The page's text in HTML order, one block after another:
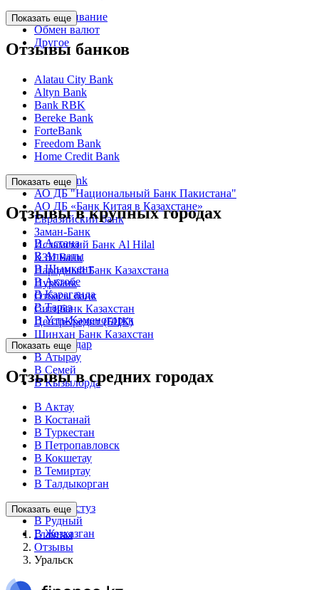
Обслуживание
Обмен валют
Другое
Показать еще
Отзывы банков
Alatau City Bank
Altyn Bank
Bank RBK
Bereke Bank
ForteBank
Freedom Bank
Home Credit Bank
Kaspi Bank
АО ДБ "Национальный Банк Пакистана"
АО ДБ «Банк Китая в Казахстане»
Евразийский банк
Заман-Банк
Исламский Банк Al Hilal
КЗИ Банк
Народный Банк Казахстана
Нурбанк
Отбасы банк
Ситибанк Казахстан
ЦентрКредит (БЦК)
Шинхан Банк Казахстан
Показать еще
Отзывы в крупных городах
В Астана
В Алматы
В Шымкент
В Актобе
В Караганда
В Тараз
В Усть-Каменогорск
В Павлодар
В Атырау
В Семей
В Кызылорда
Показать еще
Отзывы в средних городах
В Актау
В Костанай
В Туркестан
В Петропавловск
В Кокшетау
В Темиртау
В Талдыкорган
В Экибастуз
В Рудный
В Жезказган
Показать еще
Главная
Отзывы
Уральск